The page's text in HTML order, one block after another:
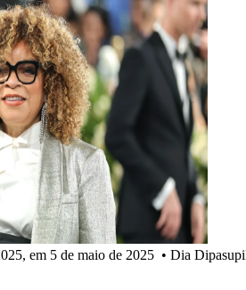
em 5 de maio de 2025 • Dia